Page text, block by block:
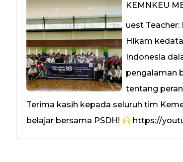
KEMNKEU
uest
Hikam
Indonesia
pengalaman
tentang
Terima kasih kepada seluruh tim
belajar bersama PSDH!
https://